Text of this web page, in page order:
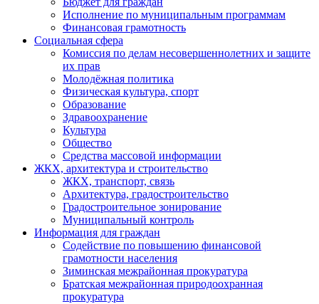
Исполнение по муниципальным программам
Финансовая грамотность
Социальная сфера
Комиссия по делам несовершеннолетних и защите
их прав
Молодёжная политика
Физическая культура, спорт
Образование
Здравоохранение
Культура
Общество
Средства массовой информации
ЖКХ, архитектура и строительство
ЖКХ, транспорт, связь
Архитектура, градостроительство
Градостроительное зонирование
Муниципальный контроль
Информация для граждан
Содействие по повышению финансовой
грамотности населения
Зиминская межрайонная прокуратура
Братская межрайонная природоохранная
прокуратура